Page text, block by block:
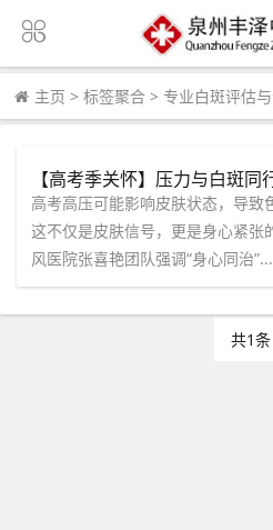
主页 > 标签聚合 > 专业白斑评估
【高考季关怀】压力与白斑
生提供身心同治诊疗服务
高考高压可能影响皮肤状态，导致
这不仅是皮肤信号，更是身心紧张
风医院张喜艳团队强调“身心同治”...
共1条